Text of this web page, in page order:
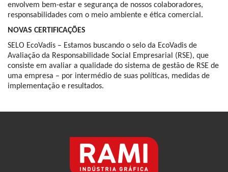
envolvem bem-estar e segurança de nossos colaboradores,
responsabilidades com o meio ambiente e ética comercial.
NOVAS CERTIFICAÇÕES
SELO EcoVadis – Estamos buscando o selo da EcoVadis de
Avaliação da Responsabilidade Social Empresarial (RSE), que
consiste em avaliar a qualidade do sistema de gestão de RSE de
uma empresa – por intermédio de suas políticas, medidas de
implementação e resultados.